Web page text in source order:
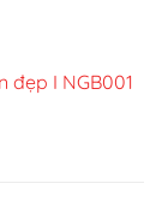
đẹp I NGB001